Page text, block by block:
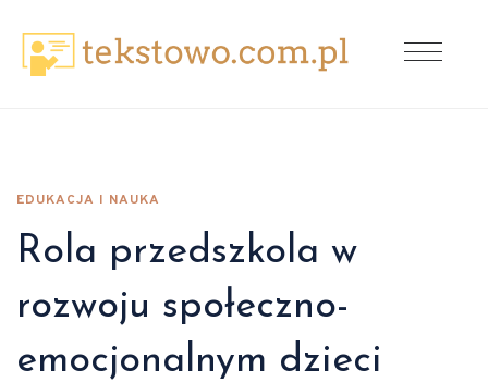
EDUKACJA I NAUKA
Rola przedszkola w
rozwoju społeczno-
emocjonalnym dzieci